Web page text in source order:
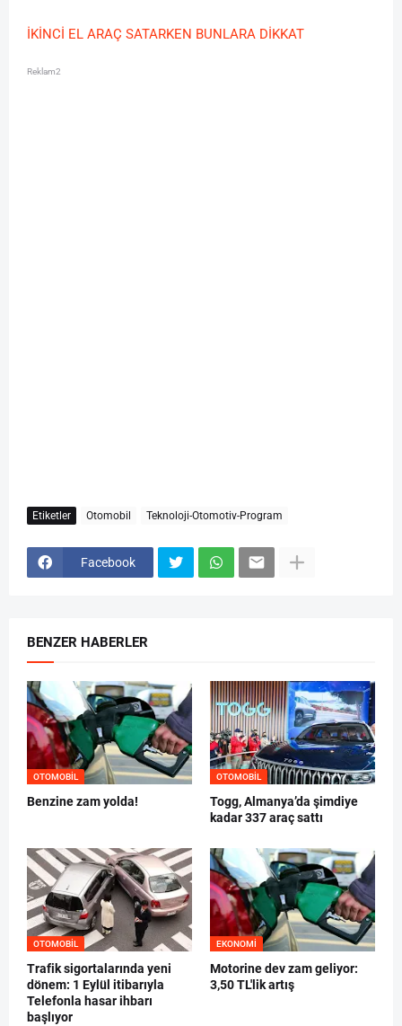
İKİNCİ EL ARAÇ SATARKEN BUNLARA DİKKAT
Reklam2
Etiketler Otomobil Teknoloji-Otomotiv-Program
Facebook
BENZER HABERLER
OTOMOBIL
Benzine zam yolda!
OTOMOBIL
Togg, Almanya’da şimdiye
kadar 337 araç sattı
OTOMOBIL
Trafik sigortalarında yeni
dönem: 1 Eylül itibarıyla
Telefonla hasar ihbarı
başlıyor
EKONOMI
Motorine dev zam geliyor:
3,50 TL'lik artış